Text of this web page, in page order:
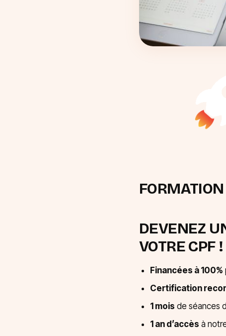
DEVENEZ
VOTRE CPF !
Financées à 100%
Certification
1 mois de séances
1 an d’accès à